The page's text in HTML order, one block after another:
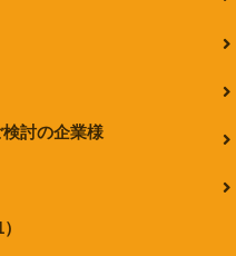
検討の企業様